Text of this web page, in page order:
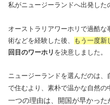
私がニュージーランドへ出発した
オーストラリアワーホリで過酷
術などを経験した後、
もう一度新
回目のワーホリ を決意しました。
ニュージーランドを選んだのは
で住むより、素朴で温かな自然の
一つの理由は、開国が早かっ